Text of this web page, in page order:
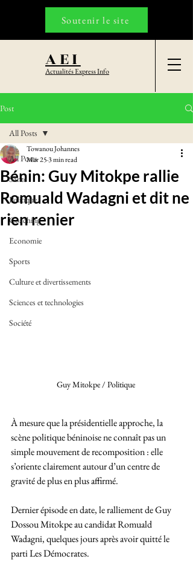
AEI
Actualités Express Info
Soutenir le site
Post
All Posts
Santé
Politique
Coaching
Economie
Sports
Culture et divertissements
Sciences et technologies
Société
All Posts
Bénin: Guy Mitokpe rallie
Romuald Wadagni et dit ne
rien renier
Towanou Johannes
Mar 253 min read
Guy Mitokpe / Politique
À mesure que la présidentielle approche, la
scène politique béninoise ne connaît pas un
simple mouvement de recomposition : elle
s’oriente clairement autour d’un centre de
gravité de plus en plus affirmé.
Dernier épisode en date, le ralliement de Guy
Dossou Mitokpe au candidat Romuald
Wadagni, quelques jours après avoir quitté le
parti Les Démocrates.